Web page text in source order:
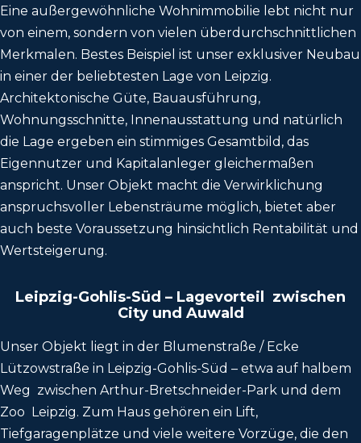
Eine außergewöhnliche Wohnimmobilie lebt nicht nur
von einem, sondern von vielen überdurchschnittlichen
Merkmalen. Bestes Beispiel ist unser exklusiver Neubau
in einer der beliebtesten Lage von Leipzig.
Architektonische Güte, Bauausführung,
Wohnungsschnitte, Innenausstattung und natürlich
die Lage ergeben ein stimmiges Gesamtbild, das
Eigennutzer und Kapitalanleger gleichermaßen
anspricht. Unser Objekt macht die Verwirklichung
anspruchsvoller Lebensträume möglich, bietet aber
auch beste Voraussetzung hinsichtlich Rentabilität und
Wertsteigerung.
Leipzig-Gohlis-Süd – Lagevorteil zwischen
City und Auwald
Unser Objekt liegt in der Blumenstraße / Ecke
Lützowstraße in Leipzig-Gohlis-Süd – etwa auf halbem
Weg zwischen Arthur-Bretschneider-Park und dem
Zoo Leipzig. Zum Haus gehören ein Lift,
Tiefgaragenplätze und viele weitere Vorzüge, die den